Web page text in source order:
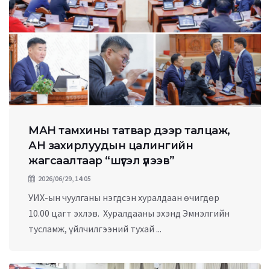
МАН тамхины татвар дээр талцаж,
АН захирлуудын цалингийн
жагсаалтаар “шүгэл үлээв”
2026/06/29, 14:05
УИХ-ын чуулганы нэгдсэн хуралдаан өчигдөр
10.00 цагт эхлэв. Хуралдааны эхэнд Эмнэлгийн
тусламж, үйлчилгээний тухай ...